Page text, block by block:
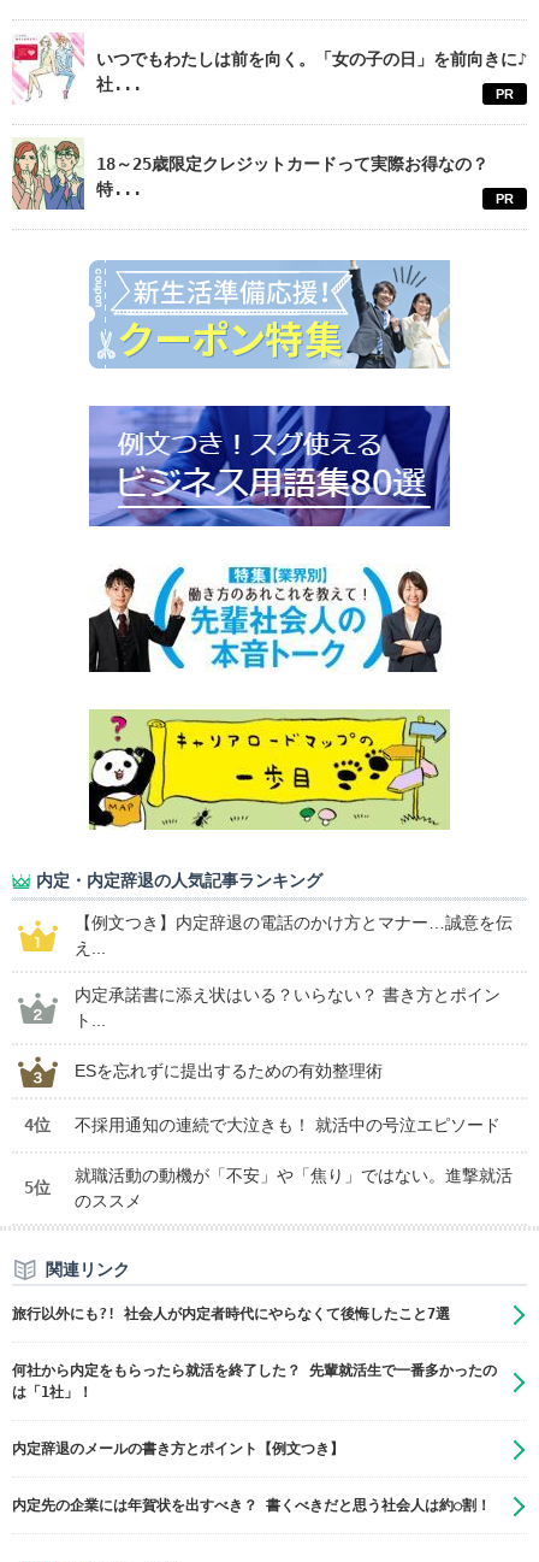
いつでもわたしは前を向く。「女の子の日」を前向きに♪
社...
PR
18～25歳限定クレジットカードって実際お得なの？
特...
PR
内定・内定辞退の人気記事ランキング
【例文つき】内定辞退の電話のかけ方とマナー…誠意を伝
え...
内定承諾書に添え状はいる？いらない？ 書き方とポイン
ト...
ESを忘れずに提出するための有効整理術
4位 不採用通知の連続で大泣きも！ 就活中の号泣エピソード
5位
就職活動の動機が「不安」や「焦り」ではない。進撃就活
のススメ
関連リンク
旅行以外にも?! 社会人が内定者時代にやらなくて後悔したこと7選
何社から内定をもらったら就活を終了した？ 先輩就活生で一番多かったの
は「1社」！
内定辞退のメールの書き方とポイント【例文つき】
内定先の企業には年賀状を出すべき？ 書くべきだと思う社会人は約○割！